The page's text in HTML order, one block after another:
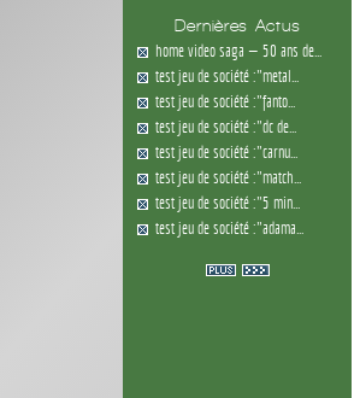
Dernières Actus
home video saga — 50 ans de...
test jeu de société :"metal...
test jeu de société :"fanto...
test jeu de société :"dc de...
test jeu de société :"carnu...
test jeu de société :"match...
test jeu de société :"5 min...
test jeu de société :"adama...